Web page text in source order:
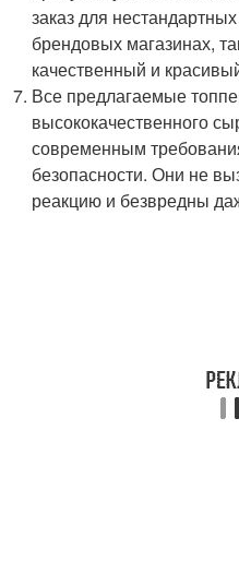
заказ для
брендовых магазинах,
качественный и
Все предлагаемые
высококачественного
современным
безопасности. Они не
реакцию и безвредны